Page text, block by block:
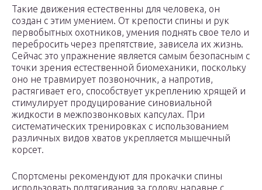
Такие движения естественны для человека, он
создан с этим умением. От крепости спины и рук
первобытных охотников, умения поднять свое тело и
перебросить через препятствие, зависела их жизнь.
Сейчас это упражнение является самым безопасным с
точки зрения естественной биомеханики, поскольку
оно не травмирует позвоночник, а напротив,
растягивает его, способствует укреплению хрящей и
стимулирует продуцирование синовиальной
жидкости в межпозвонковых капсулах. При
систематических тренировках с использованием
различных видов хватов укрепляется мышечный
корсет.
Спортсмены рекомендуют для прокачки спины
использовать подтягивания за голову наравне с